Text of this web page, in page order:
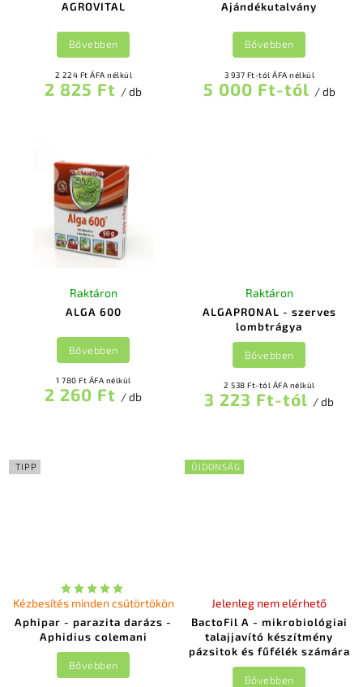
AGROVITAL
2 224 Ft ÁFA nélkül
2 825 Ft / db
Bővebben
Ajándékutalvány
3 937 Ft-tól ÁFA nélkül
5 000 Ft-tól / db
Bővebben
ALGA 600
Raktáron
1 780 Ft ÁFA nélkül
2 260 Ft / db
Bővebben
ALGAPRONAL - szerves
lombtrágya
Raktáron
2 538 Ft-tól ÁFA nélkül
3 223 Ft-tól / db
Bővebben
TIPP
Aphipar - parazita darázs -
Aphidius colemani
Kézbesítés minden csütörtökön
Bővebben
ÚJDONSÁG
BactoFil A - mikrobiológiai
talajjavító készítmény
pázsitok és fűfélék számára
Jelenleg nem elérhető
Bővebben